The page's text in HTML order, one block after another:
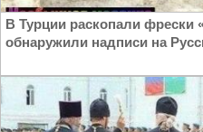
В Турции раскопали фрески
обнаружили надписи на